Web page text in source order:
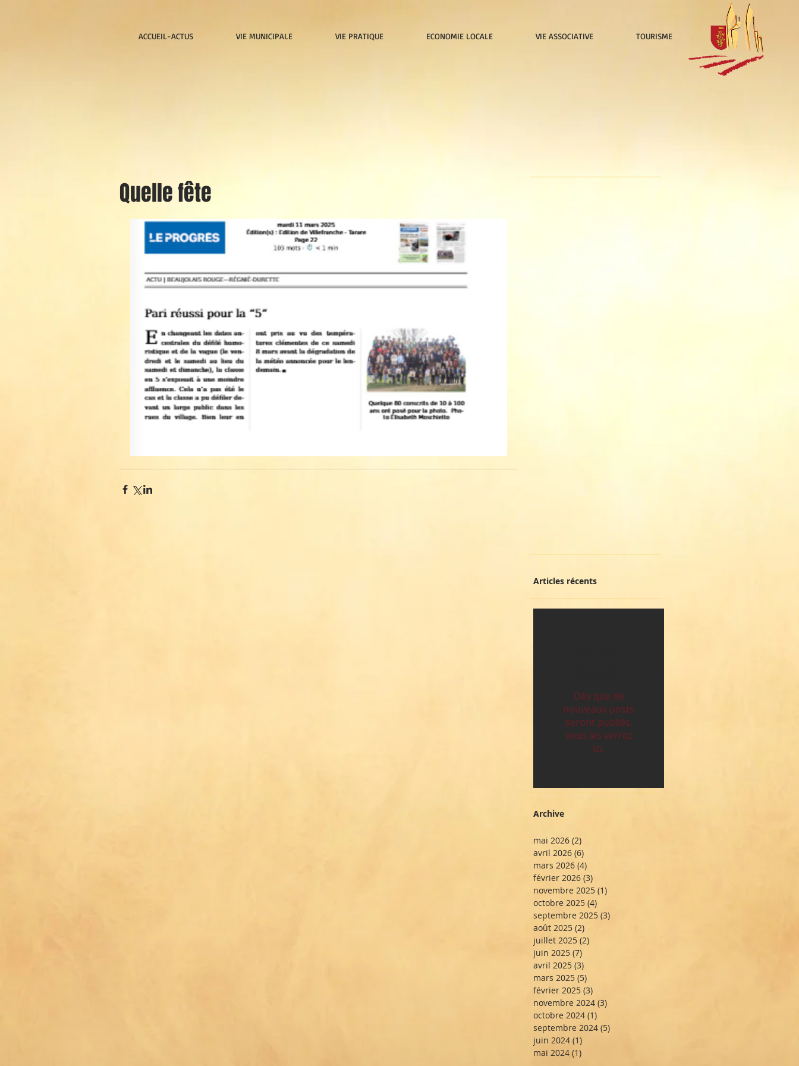
ACCUEIL-ACTUS VIE MUNICIPALE VIE PRATIQUE ECONOMIE LOCALE VIE ASSOCIATIVE TOURISME
Quelle fête
Articles récents
Dès que de
nouveaux posts
seront publiés,
vous les verrez
ici.
Archive
mai 2026 (2)
avril 2026 (6)
mars 2026 (4)
février 2026 (3)
novembre 2025 (1)
octobre 2025 (4)
septembre 2025 (3)
août 2025 (2)
juillet 2025 (2)
juin 2025 (7)
avril 2025 (3)
mars 2025 (5)
février 2025 (3)
novembre 2024 (3)
octobre 2024 (1)
septembre 2024 (5)
juin 2024 (1)
mai 2024 (1)